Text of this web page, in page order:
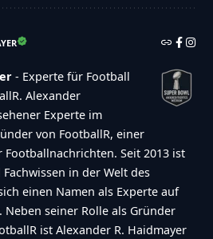
or
STRONG]","refresh-
icon","refresh-
get new images and
in with
ended":"Die Zeit zum
- Experte für Football
Alexander
Experte im
von FootballR, einer
Seit 2013 ist
in der Welt des
einen Namen als Experte auf
Neben seiner Rolle als Gründer
ist Alexander R. Haidmayer